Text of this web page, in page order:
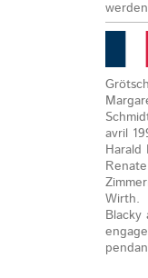
avril
Wirth.
Blacky